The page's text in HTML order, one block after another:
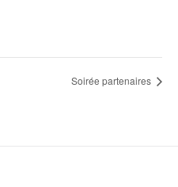
Soirée partenaires